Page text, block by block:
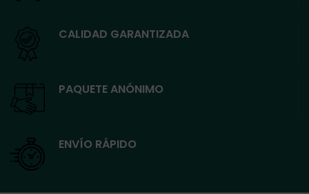
CALIDAD GARANTIZADA
PAQUETE ANÓNIMO
ENVÍO RÁPIDO